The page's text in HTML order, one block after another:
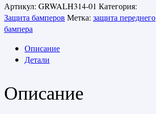
Артикул: GRWALH314-01 Категория:
Защита бамперов Метка: защита переднего
бампера
Описание
Детали
Описание